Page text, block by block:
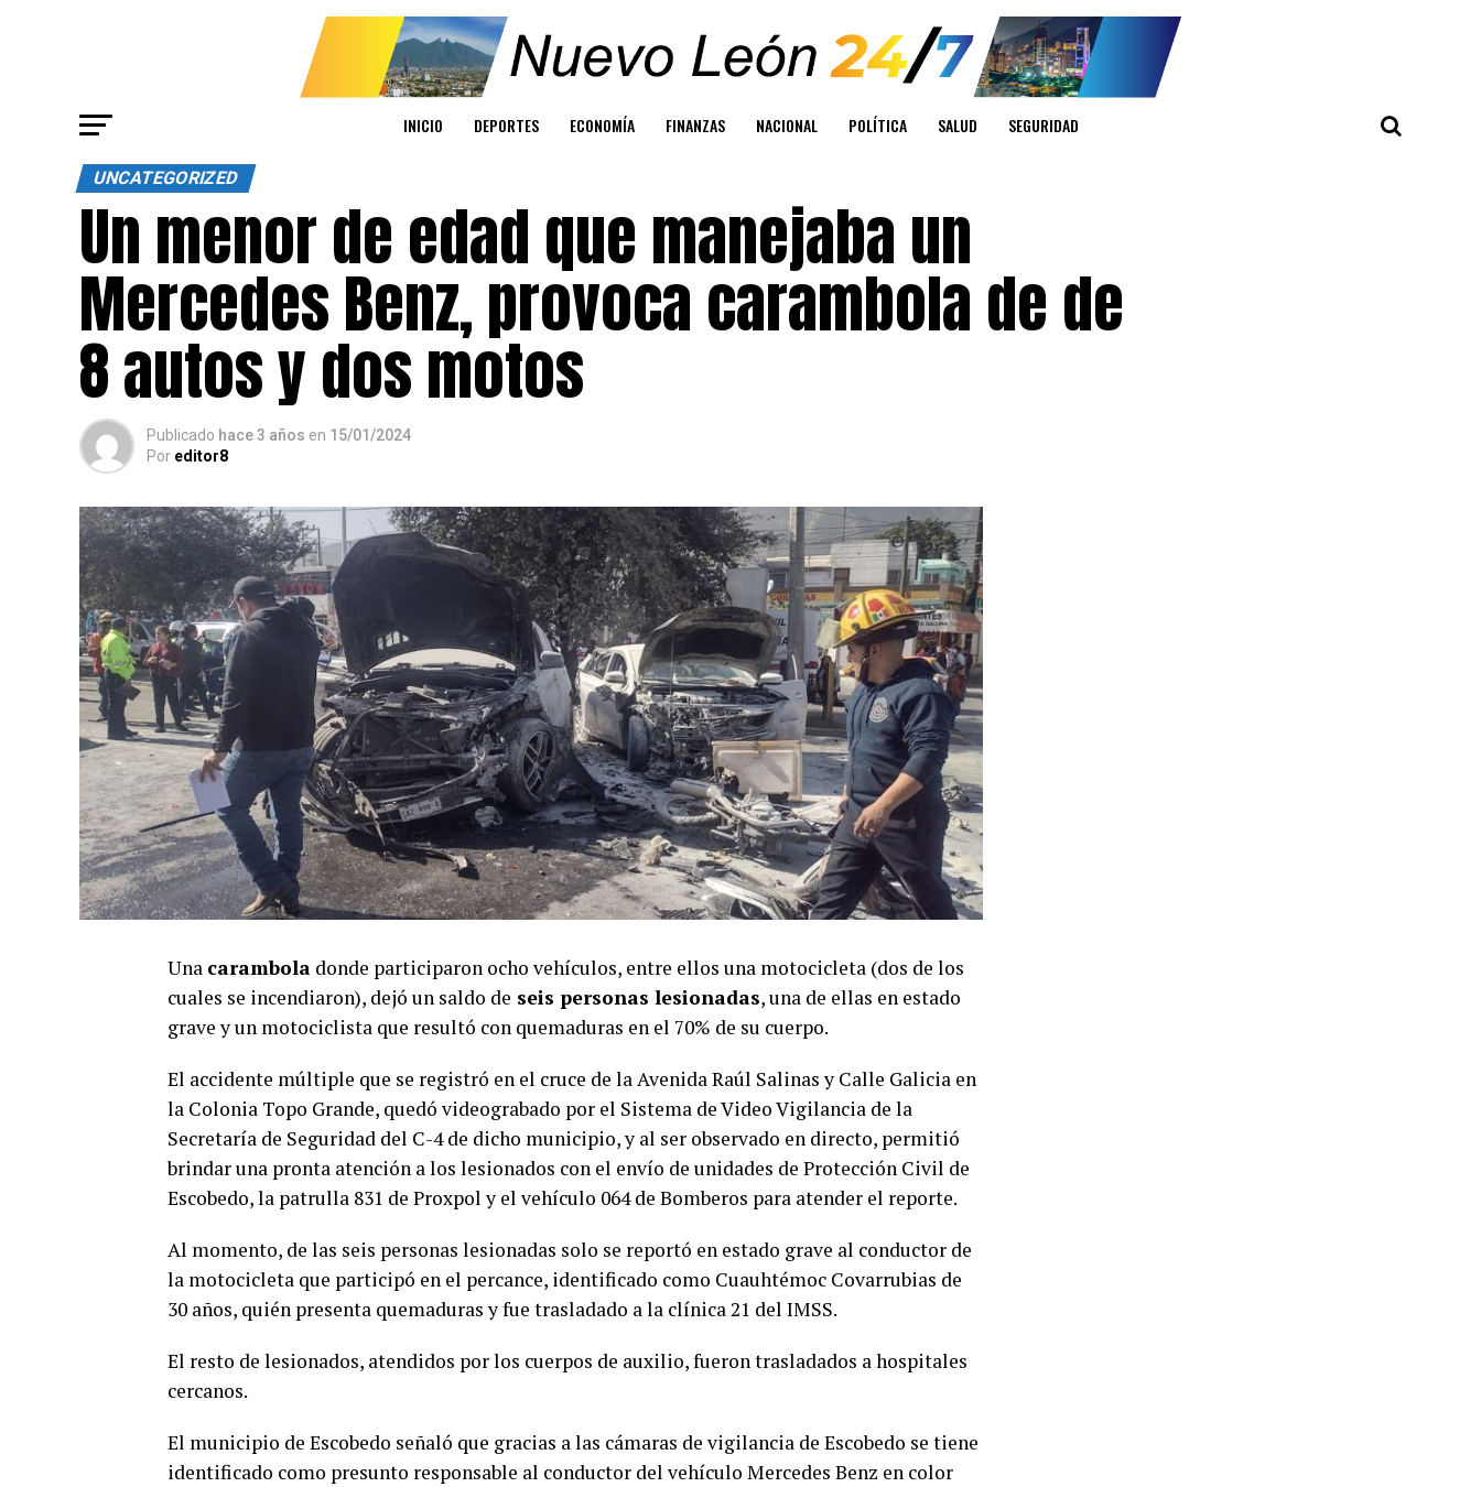
INICIO DEPORTES ECONOMÍA FINANZAS NACIONAL POLÍTICA SALUD SEGURIDAD
UNCATEGORIZED
Un menor de edad que manejaba un
Mercedes Benz, provoca carambola de de
8 autos y dos motos
Publicado hace 3 años en 15/01/2024
Por editor8
Una carambola donde participaron ocho vehículos, entre ellos una motocicleta (dos de los
cuales se incendiaron), dejó un saldo de seis personas lesionadas, una de ellas en estado
grave y un motociclista que resultó con quemaduras en el 70% de su cuerpo.
El accidente múltiple que se registró en el cruce de la Avenida Raúl Salinas y Calle Galicia en
la Colonia Topo Grande, quedó videograbado por el Sistema de Video Vigilancia de la
Secretaría de Seguridad del C-4 de dicho municipio, y al ser observado en directo, permitió
brindar una pronta atención a los lesionados con el envío de unidades de Protección Civil de
Escobedo, la patrulla 831 de Proxpol y el vehículo 064 de Bomberos para atender el reporte.
Al momento, de las seis personas lesionadas solo se reportó en estado grave al conductor de
la motocicleta que participó en el percance, identificado como Cuauhtémoc Covarrubias de
30 años, quién presenta quemaduras y fue trasladado a la clínica 21 del IMSS.
El resto de lesionados, atendidos por los cuerpos de auxilio, fueron trasladados a hospitales
cercanos.
El municipio de Escobedo señaló que gracias a las cámaras de vigilancia de Escobedo se tiene
identificado como presunto responsable al conductor del vehículo Mercedes Benz en color